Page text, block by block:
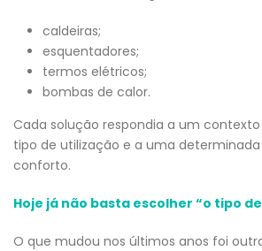
caldeiras;
esquentadores;
termos elétricos;
bombas de calor.
Cada solução respondia a um
tipo de utilização e a uma
conforto.
Hoje já não basta escolher “o tipo
O que mudou nos últimos anos foi